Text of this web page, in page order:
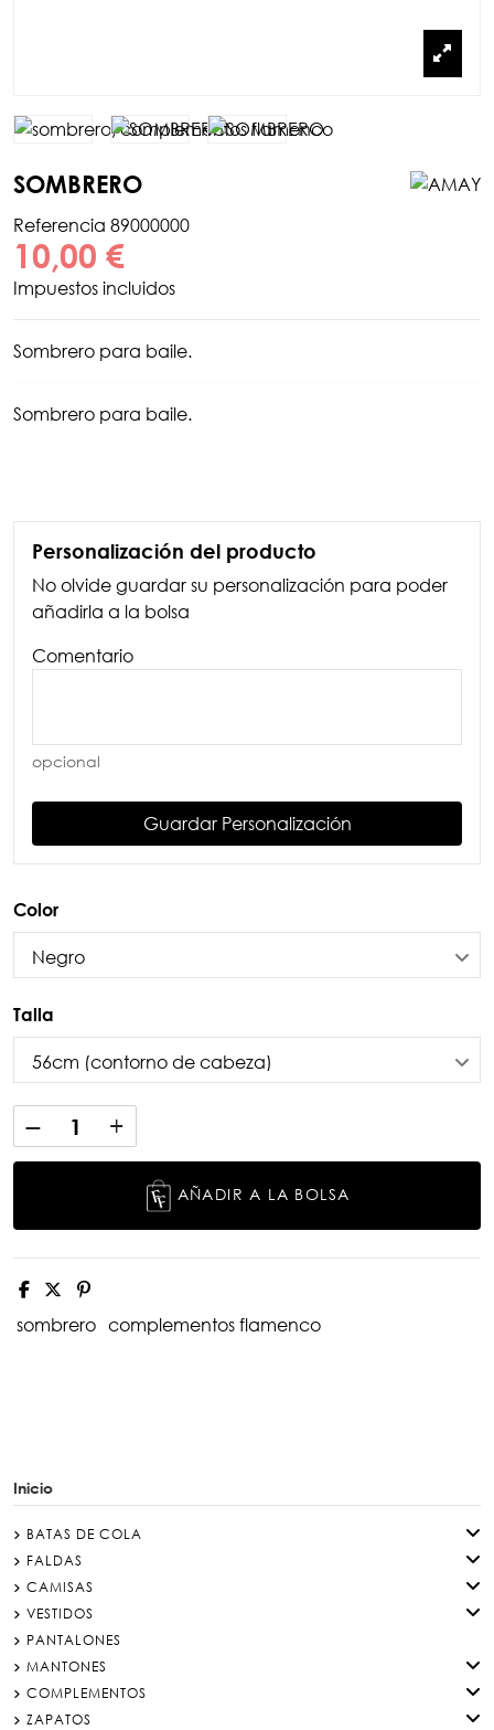
SOMBRERO
Referencia 89000000
10,00 €
Impuestos incluidos
Sombrero para baile.
Sombrero para baile.
Personalización del producto
No olvide guardar su personalización para poder
añadirla a la bolsa
Comentario
opcional
Guardar Personalización
Color
Talla
AÑADIR A LA BOLSA
sombrero complementos flamenco
Inicio
BATAS DE COLA
FALDAS
CAMISAS
VESTIDOS
PANTALONES
MANTONES
COMPLEMENTOS
ZAPATOS